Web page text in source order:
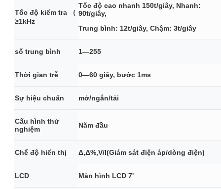
Tốc độ kiểm tra （
≥1kHz
Tốc độ cao nhanh 150t/giây, Nhanh:
90t/giây,
Trung bình: 12t/giây, Chậm: 3t/giây
số trung bình 1—255
Thời gian trễ 0—60 giây, bước 1ms
Sự hiệu chuẩn mở/ngắn/tải
Cấu hình thử
nghiệm
Năm đầu
Chế độ hiển thị Δ,Δ%,V/I(Giám sát điện áp/dòng điện)
LCD Màn hình LCD 7'